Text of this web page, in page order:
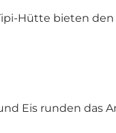
Hütte bieten
Eis runden das